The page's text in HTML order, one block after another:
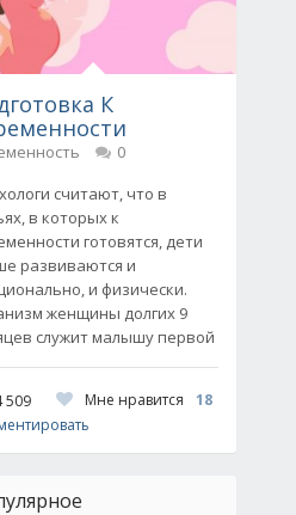
К
0
считают, что в
в которых к
готовятся, дети
развиваются и
и физически.
женщины долгих 9
служит малышу первой
509 Мне нравится
18